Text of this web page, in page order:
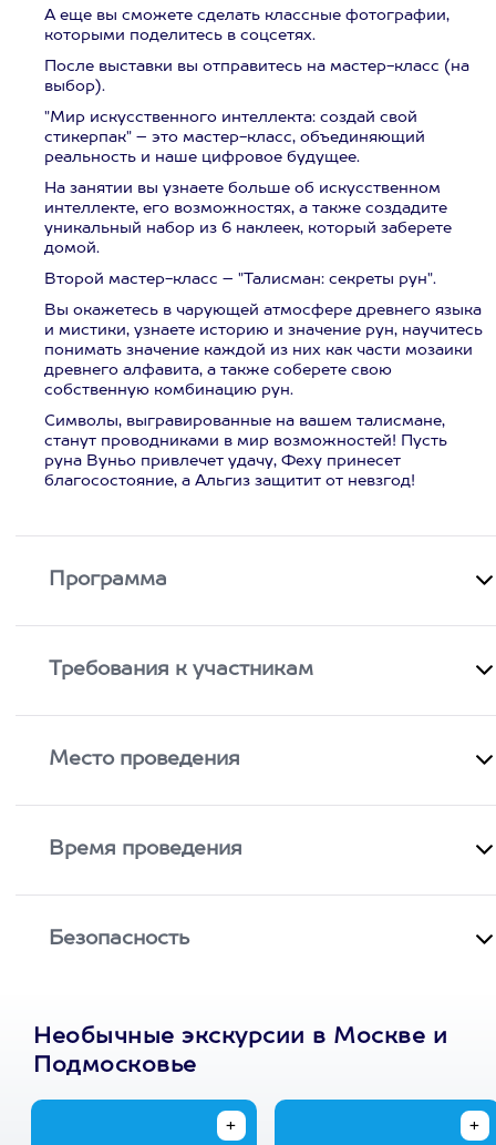
А еще вы сможете сделать классные фотографии,
которыми поделитесь в соцсетях.
После выставки вы отправитесь на мастер-класс (на
выбор).
"Мир искусственного интеллекта: создай свой
стикерпак" – это мастер-класс, объединяющий
реальность и наше цифровое будущее.
На занятии вы узнаете больше об искусственном
интеллекте, его возможностях, а также создадите
уникальный набор из 6 наклеек, который заберете
домой.
Второй мастер-класс – "Талисман: секреты рун".
Вы окажетесь в чарующей атмосфере древнего языка
и мистики, узнаете историю и значение рун, научитесь
понимать значение каждой из них как части мозаики
древнего алфавита, а также соберете свою
собственную комбинацию рун.
Символы, выгравированные на вашем талисмане,
станут проводниками в мир возможностей! Пусть
руна Вуньо привлечет удачу, Феху принесет
благосостояние, а Альгиз защитит от невзгод!
Программа
Требования к участникам
Место проведения
Время проведения
Безопасность
Необычные экскурсии в Москве и
Подмосковье